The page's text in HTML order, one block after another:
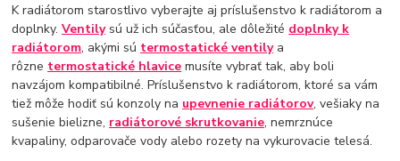
K radiátorom starostlivo vyberajte aj príslušenstvo k radiátorom a
doplnky.Ventilysú už ich súčasťou, ale dôležité doplnky k
radiátorom, akými sú termostatické ventilya
rôzne termostatické hlavice musíte vybrať tak, aby boli
navzájom kompatibilné. Príslušenstvo k radiátorom, ktoré sa vám
tiež môže hodiť sú konzoly na upevnenie radiátorov, vešiaky na
sušenie bielizne, radiátorové skrutkovanie, nemrznúce
kvapaliny, odparovače vody alebo rozety na vykurovacie telesá.